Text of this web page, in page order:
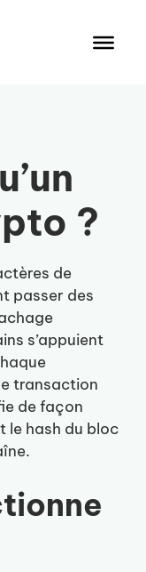
?
de
passer des
s’appuient
transaction
de façon
le hash du bloc